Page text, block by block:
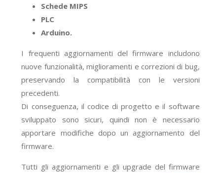
Schede MIPS
PLC
Arduino.
I frequenti aggiornamenti del firmware includono
nuove funzionalità, miglioramenti e correzioni di bug,
preservando la compatibilità con le versioni
precedenti.
Di conseguenza, il codice di progetto e il software
sviluppato sono sicuri, quindi non è necessario
apportare modifiche dopo un aggiornamento del
firmware.
Tutti gli aggiornamenti e gli upgrade del firmware